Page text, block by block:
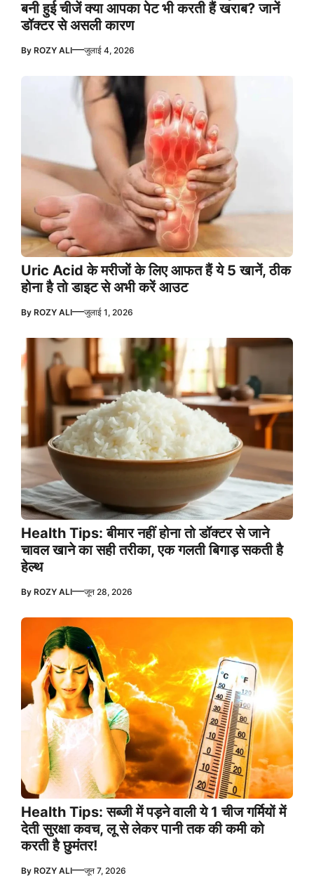
बनी हुई चीजें क्या आपका पेट भी करती हैं खराब? जानें
डॉक्टर से असली कारण
By ROZY ALI—जुलाई 4, 2026
Uric Acid के मरीजों के लिए आफत हैं ये 5 खानें, ठीक
होना है तो डाइट से अभी करें आउट
By ROZY ALI—जुलाई 1, 2026
Health Tips: बीमार नहीं होना तो डॉक्टर से जाने
चावल खाने का सही तरीका, एक गलती बिगाड़ सकती है
हेल्थ
By ROZY ALI—जून 28, 2026
Health Tips: सब्जी में पड़ने वाली ये 1 चीज गर्मियों में
देती सुरक्षा कवच, लू से लेकर पानी तक की कमी को
करती है छुमंतर!
By ROZY ALI—जून 7, 2026